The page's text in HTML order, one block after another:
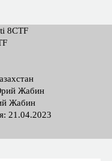
8CTF
Жабин
Жабин
21.04.2023